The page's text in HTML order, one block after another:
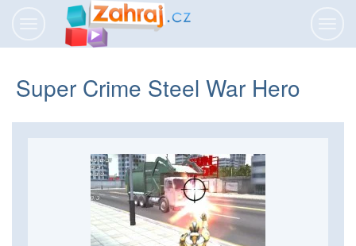
Super Crime Steel War Hero